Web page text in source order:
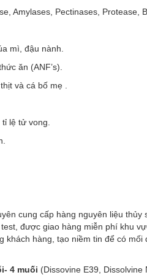
Amylases, Pectinases, Protease,
mì, đậu nành.
ăn (ANF’s).
và cá bố mẹ .
lệ tử vong.
cung cấp hàng nguyên liệu
được giao hàng miễn phí khu
khách hàng, tạo niềm tin để có
4 muối (Dissovine E39,